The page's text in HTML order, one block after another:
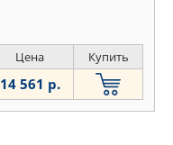
Цена Купить
14 561 р.